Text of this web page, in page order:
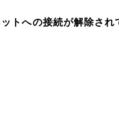
トへの接続が解除さ